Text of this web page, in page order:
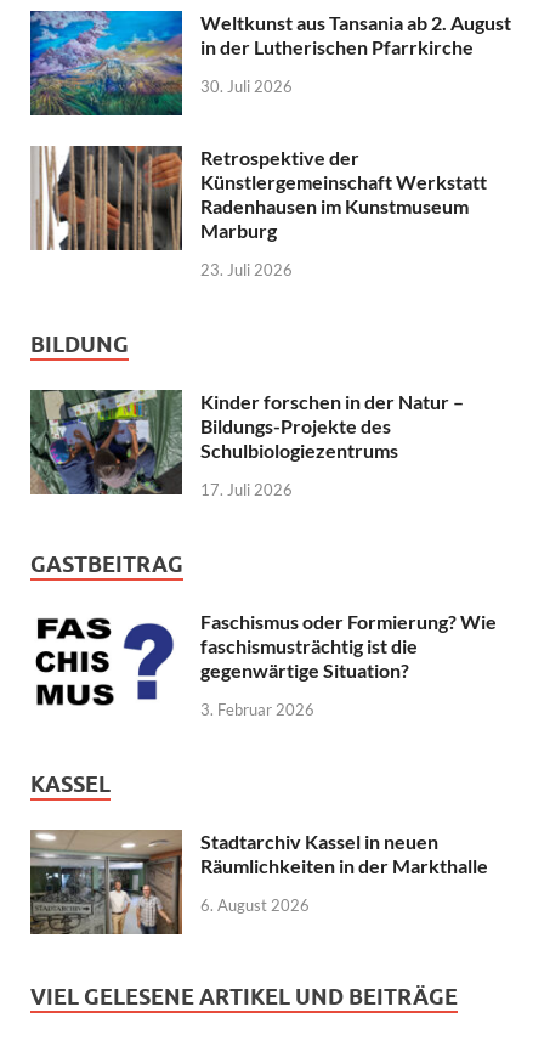
Weltkunst aus Tansania ab 2. August
in der Lutherischen Pfarrkirche
30. Juli 2026
Retrospektive der
Künstlergemeinschaft Werkstatt
Radenhausen im Kunstmuseum
Marburg
23. Juli 2026
BILDUNG
Kinder forschen in der Natur –
Bildungs-Projekte des
Schulbiologiezentrums
17. Juli 2026
GASTBEITRAG
Faschismus oder Formierung? Wie
faschismusträchtig ist die
gegenwärtige Situation?
3. Februar 2026
KASSEL
Stadtarchiv Kassel in neuen
Räumlichkeiten in der Markthalle
6. August 2026
VIEL GELESENE ARTIKEL UND BEITRÄGE